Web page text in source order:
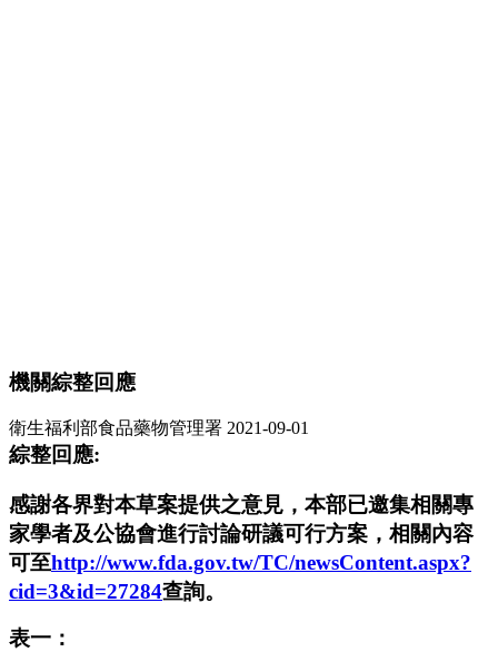
機關綜整回應
衛生福利部食品藥物管理署 2021-09-01
綜整回應:
感謝各界對本草案提供之意見，本部已邀集相關專
家學者及公協會進行討論研議可行方案，相關內容
可至http://www.fda.gov.tw/TC/newsContent.aspx?
cid=3&id=27284查詢。
表一：